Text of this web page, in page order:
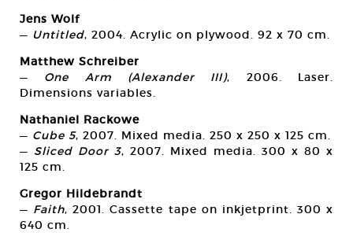
Jens Wolf
— Untitled, 2004. Acrylic on plywood. 92 x 70 cm.
Matthew Schreiber
— One Arm (Alexander III), 2006. Laser.
Dimensions variables.
Nathaniel Rackowe
— Cube 5, 2007. Mixed media. 250 x 250 x 125 cm.
— Sliced Door 3, 2007. Mixed media. 300 x 80 x
125 cm.
Gregor Hildebrandt
— Faith, 2001. Cassette tape on inkjetprint. 300 x
640 cm.